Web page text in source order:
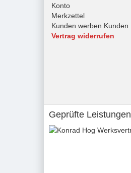
Konto
Merkzettel
Kunden werben Kunden
Vertrag widerrufen
Geprüfte Leistungen